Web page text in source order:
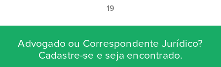
19
Advogado ou Correspondente Jurídico?
Cadastre-se e seja encontrado.